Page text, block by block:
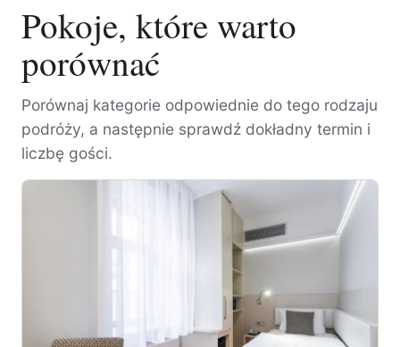
Pokoje, które warto
porównać
Porównaj kategorie odpowiednie do tego rodzaju
podróży, a następnie sprawdź dokładny termin i
liczbę gości.